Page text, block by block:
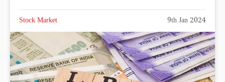
Stock Market 9th Jan 2024